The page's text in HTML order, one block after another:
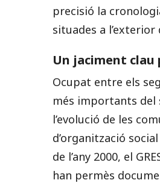
precisió la
situades a
Un jaciment clau
Ocupat entre els
més importants del
l’evolució de les
d’organització
de l’any 2000, el
han permès